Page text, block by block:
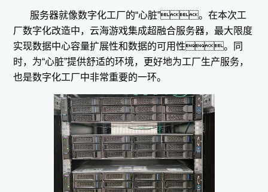
服务器就像数字化工厂的“心脏”。在本次工
厂数字化改造中，云海游戏集成超融合服务器，最大限度
实现数据中心容量扩展性和数据的可用性。同
时，为“心脏”提供舒适的环境，更好地为工厂生产服务，
也是数字化工厂中非常重要的一环。